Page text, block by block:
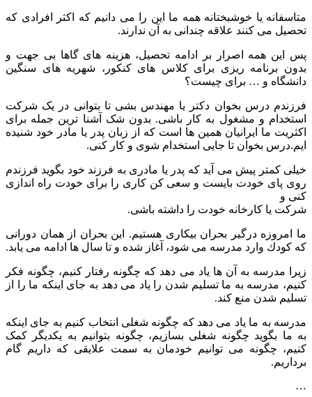
متاسفانه یا خوشبختانه همه ما این را می دانیم که اکثر افرادی که
تحصیل می کنند علاقه چندانی به آن ندارند.
پس این همه اصرار بر ادامه تحصیل، هزینه های گاها بی جهت و
بدون برنامه ریزی برای کلاس های کنکور، شهریه های سنگین
دانشگاه و … برای چیست؟
فرزندم درس بخوان دکتر یا مهندس بشی تا بتوانی در یک شرکت
استخدام و مشغول به کار باشی. بدون شک آشنا ترین جمله برای
اکثریت ما ایرانیان همین ها است که از زبان پدر یا مادر خود شنیده
ایم.درس بخوان تا جایی استخدام شوی و کار کنی.
خیلی کمتر پیش می آید که پدر یا مادری به فرزند خود بگوید فرزندم
روی پای خودت بایست و سعی کن کاری را برای خودت راه اندازی
کنی و
شرکت یا کارخانه خودت را داشته باشی.
ما امروزه درگیر بحران بیکاری هستیم. این بحران از همان دورانی
که کودك وارد مدرسه می شود، آغاز شده و تا سال ها ادامه می یابد.
زیرا مدرسه به آن ها یاد می دهد که چگونه رفتار کنیم، چگونه فکر
کنیم، مدرسه به ما تسلیم شدن را یاد می دهد به جای اینکه ما را از
تسلیم شدن منع کند.
مدرسه به ما یاد می دهد که چگونه شغلی انتخاب کنیم به جای اینکه
به ما بگوید چگونه شغلی بسازیم، چگونه بتوانیم به یکدیگر کمک
کنیم، چگونه می توانیم خودمان به سمت علایقی که داریم گام
برداریم.
…